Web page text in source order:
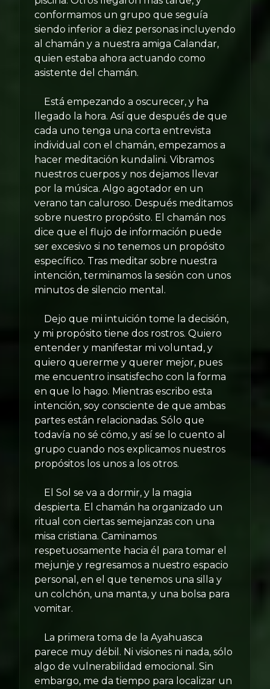
conformamos un grupo que seguía
siendo inferior a diez personas incluyendo
al chamán y a nuestra amiga Calandar,
quien estaba ahora actuando como
asistente del chamán.
Está empezando a oscurecer, y ha
llegado la hora. Así que después de que
cada uno tenga una corta entrevista
individual con el chamán, empezamos a
hacer meditación kundalini. Vibramos
nuestros cuerpos y nos dejamos llevar
por la música. Algo agotador en un
verano tan caluroso. Después meditamos
sobre nuestro propósito. El chamán nos
dice que el flujo de información puede
ser excesivo si no tenemos un propósito
específico. Tras meditar sobre nuestra
intención, terminamos la sesión con unos
minutos de silencio mental.
Dejo que mi intuición tome la decisión,
y mi propósito tiene dos rostros. Quiero
entender y manifestar mi voluntad, y
quiero quererme y querer mejor, pues
me encuentro insatisfecho con la forma
en que lo hago. Mientras escribo esta
intención, soy consciente de que ambas
partes están relacionadas. Sólo que
todavía no sé cómo, y así se lo cuento al
grupo cuando nos explicamos nuestros
propósitos los unos a los otros.
El Sol se va a dormir, y la magia
despierta. El chamán ha organizado un
ritual con ciertas semejanzas con una
misa cristiana. Caminamos
respetuosamente hacia él para tomar el
mejunje y regresamos a nuestro espacio
personal, en el que tenemos una silla y
un colchón, una manta, y una bolsa para
vomitar.
La primera toma de la Ayahuasca
parece muy débil. Ni visiones ni nada, sólo
algo de vulnerabilidad emocional. Sin
embargo, me da tiempo para localizar un